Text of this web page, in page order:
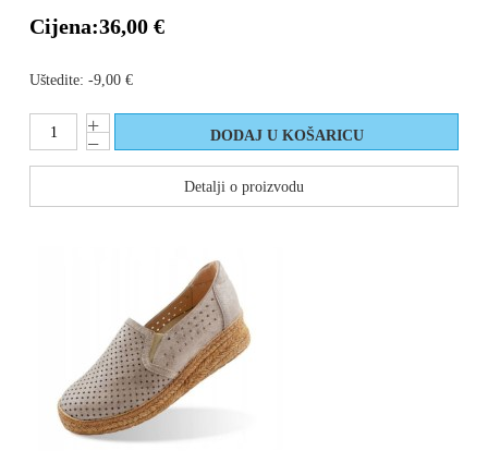
Cijena:36,00 €
Uštedite: -9,00 €
Detalji o proizvodu